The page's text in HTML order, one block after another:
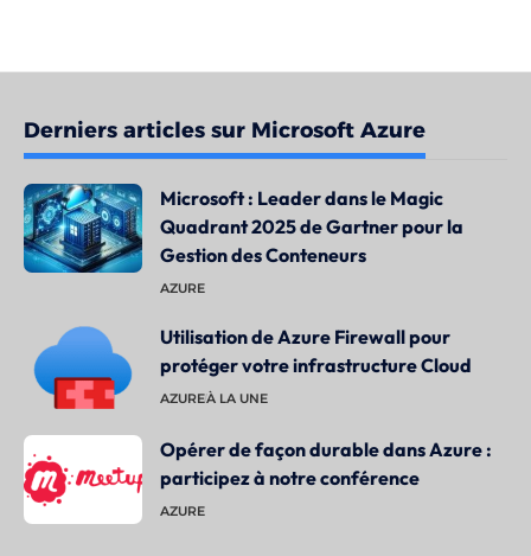
Derniers articles sur Microsoft Azure
Microsoft : Leader dans le Magic
Quadrant 2025 de Gartner pour la
Gestion des Conteneurs
AZURE
Utilisation de Azure Firewall pour
protéger votre infrastructure Cloud
AZUREÀ LA UNE
Opérer de façon durable dans Azure :
participez à notre conférence
AZURE